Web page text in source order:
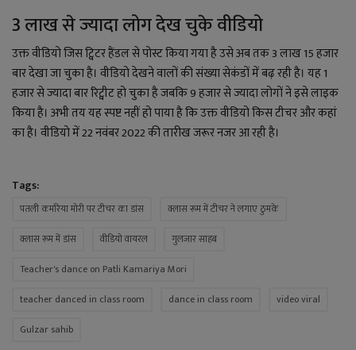
3 लाख से ज्यादा लोग देख चुके वीडियो
उक्त वीडियो जिस ट्विटर हैंडल से पोस्ट किया गया है उसे अब तक 3 लाख 15 हजार
बार देखा जा चुका है। वीडियो देखने वालों की संख्या सेकंडों में बढ़ रही है। यह 1
हजार से ज्यादा बार रिट्वीट हो चुका है जबकि 9 हजार से ज्यादा लोगों ने इसे लाइक
किया है। अभी तय यह स्पष्ट नहीं हो पाया है कि उक्त वीडियो किस टीचर और कहां
का है। वीडियो में 22 नवंबर 2022 की तारीख जरूर नजर आ रही है।
Tags:
पतली कमरिया मोरी पर टीचर का डांस
क्लास रूम में टीचर ने लगाए ठुमके
क्लास रूम में डांस
वीडियो वायरल
गुलजार साहब
Teacher's dance on Patli Kamariya Mori
teacher danced in class room
dance in class room
video viral
Gulzar sahib